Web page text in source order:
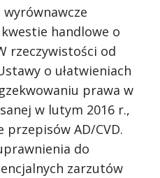
wyrównawcze
kwestie handlowe o
rzeczywistości od
o ułatwieniach
prawa w
w lutym 2016 r.,
przepisów AD/CVD.
do
zarzutów